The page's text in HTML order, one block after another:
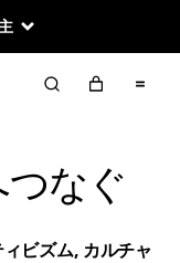
なぐ
ビズム, カルチャ